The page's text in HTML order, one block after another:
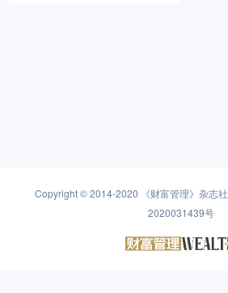
Copyright © 2014-2020 《财富管理》杂志社
2020031439号